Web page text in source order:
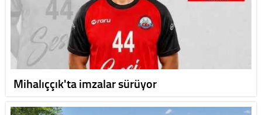
Mihalıççık'ta imzalar sürüyor